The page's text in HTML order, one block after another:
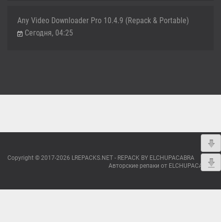
Any Video Downloader Pro 10.4.9 (Repack & Portable)
Сегодня, 04:25
Copyright © 2017-2026 LREPACKS.NET - REPACK BY ELCHUPACABRA
Авторские репаки от ELCHUPACABRA